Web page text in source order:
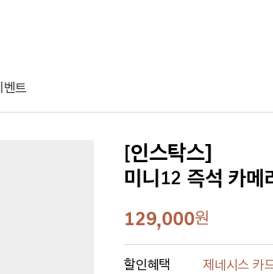
벤트
[인스탁스]
미니12 즉석 카
129,000원
할인혜택
제네시스 카